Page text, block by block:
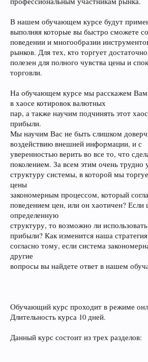
В нашем обучающем курсе будут
выполняя которые вы быстро сможете
поведении и многообразии
рынков. Для тех, кто торгует
полезен для полного чувства цены и
торговли.
На обучающем курсе мы расскажем
в хаосе котировок валютных
пар, а также научим подчинять этот
прибыли.
Мы научим Вас не быть слишком
воздействию внешней информации, и с
уверенностью верить во все то, что
поколением. За всем этим очень трудно
структуру системы, в которой мы
цены
закономерным процессом, который
поведением цен, или он хаотичен? Если
определенную
структуру, то возможно ли
прибыли? Как изменится наша
согласно тому, если система
другие
вопросы вы найдете ответ в нашем
Обучающий курс проходит в режиме
Длительность курса 10 дней.
Данный курс состоит из трех разделов: